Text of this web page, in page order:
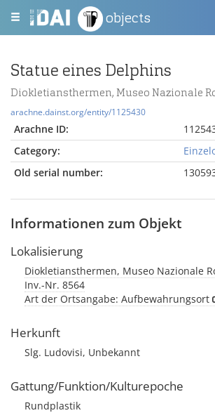
objects
Statue eines Delphins
Diokletiansthermen, Museo Nazionale
arachne.dainst.org/entity/1125430
Arachne ID:
Category:
Old serial number:
Informationen zum Objekt
Lokalisierung
Diokletiansthermen, Museo Nazionale
Inv.-Nr. 8564
Art der Ortsangabe: Aufbewahrungsort
Herkunft
Slg. Ludovisi, Unbekannt
Gattung/Funktion/Kulturepoche
Rundplastik